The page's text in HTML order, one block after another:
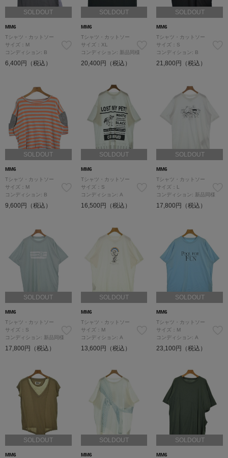
SOLDOUT
MM6
Tシャツ・カットソー
サイズ：M
コンディション: B
6,400円（税込）
SOLDOUT
MM6
Tシャツ・カットソー
サイズ：XL
コンディション: 新品同様
20,400円（税込）
SOLDOUT
MM6
Tシャツ・カットソー
サイズ：S
コンディション: B
21,800円（税込）
SOLDOUT
MM6
Tシャツ・カットソー
サイズ：M
コンディション: B
9,600円（税込）
SOLDOUT
MM6
Tシャツ・カットソー
サイズ：S
コンディション: A
16,500円（税込）
SOLDOUT
MM6
Tシャツ・カットソー
サイズ：L
コンディション: 新品同様
17,800円（税込）
SOLDOUT
MM6
Tシャツ・カットソー
サイズ：S
コンディション: 新品同様
17,800円（税込）
SOLDOUT
MM6
Tシャツ・カットソー
サイズ：M
コンディション: A
13,600円（税込）
SOLDOUT
MM6
Tシャツ・カットソー
サイズ：M
コンディション: A
23,100円（税込）
SOLDOUT
MM6
SOLDOUT
MM6
SOLDOUT
MM6